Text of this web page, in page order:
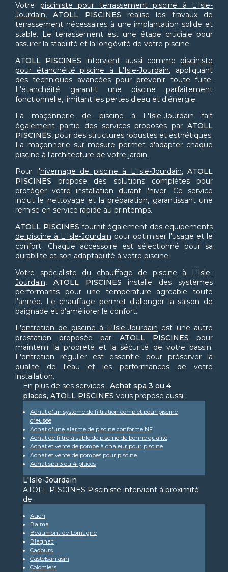
Votre pisciniste pour terrassement piscine à L'Isle-
Jourdain,ATOLL PISCINES réalise les travaux de
terrassement nécessaires à une implantation solide et
stable. Le terrassement est une étape cruciale pour
assurer la stabilité et la longévité de votre piscine.
ATOLL PISCINES intervient aussi commepisciniste
pour étanchéité piscine à L'Isle-Jourdain, appliquant
des techniques avancées pour prévenir toute fuite.
L'étanchéité garantit une piscine parfaitement
fonctionnelle, limitant les pertes d'eau et d'énergie.
La maçonnerie de piscine à L'Isle-Jourdain fait
également partie des services proposés par ATOLL
PISCINES, pour des structures robustes et esthétiques.
La maçonnerie sur mesure permet d'adapter chaque
piscine à l'architecture de votre jardin.
Pour l'hivernage de piscine à L'Isle-Jourdain, ATOLL
PISCINES propose des solutions complètes pour
protéger votre installation durant l'hiver. Ce service
inclut le nettoyage et la préparation, garantissant une
remise en service rapide au printemps.
ATOLL PISCINES fournit également des équipements
de piscine à L'Isle-Jourdain pour optimiser l'usage et le
confort. Chaque accessoire est sélectionné pour sa
durabilité et son adaptabilité à votre piscine.
Votre spécialiste du chauffage de piscine à L'Isle-
Jourdain, ATOLL PISCINES installe des systèmes
performants pour une température agréable toute
l'année. Le chauffage permet d'allonger la saison de
baignade et d'améliorer le confort.
L'entretien de piscine à L'Isle-Jourdain est une autre
prestation proposée par ATOLL PISCINES pour
maintenir la propreté et la sécurité de votre bassin.
L'entretien régulier est essentiel pour préserver la
qualité de l'eau et les performances de votre
installation.
En plus de ses services : Achat spa 3 ou 4
places, ATOLL PISCINES vous propose aussi :
Achat d'un système de filtration complet pour piscine
creusée
Achat d'une alarme de piscine conforme NF
Achat de filtre à sable de piscine de bonne qualité
Achat et vente de pompe à chaleur pour piscine
Achat et vente de pompes pour piscine
Achat spa 3 ou 4 places
L'Isle-Jourdain
ATOLL PISCINES Pisciniste intervient à proximité
de :
Auch
Balma
Beaumont-de-Lomagne
Blagnac
Cadours
Castelsarrasin
Colomiers